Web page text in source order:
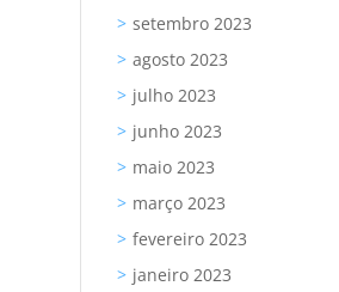
setembro 2023
agosto 2023
julho 2023
junho 2023
maio 2023
março 2023
fevereiro 2023
janeiro 2023